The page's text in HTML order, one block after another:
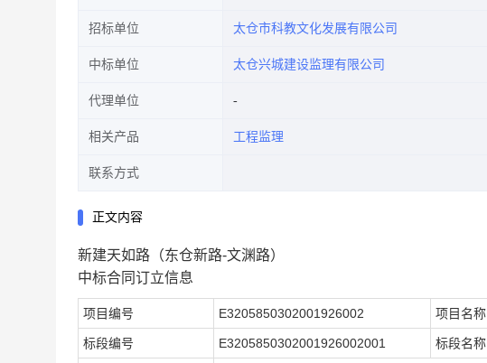
招标单位 太仓市科教文化发展有限公司
中标单位 太仓兴城建设监理有限公司
代理单位
相关产品 工程监理
联系方式
正文内容
新建天如路（东仓新路-文渊路）
中标合同订立信息
项目编号 E3205850302001926002 项目名称
标段编号 E3205850302001926002001 标段名称